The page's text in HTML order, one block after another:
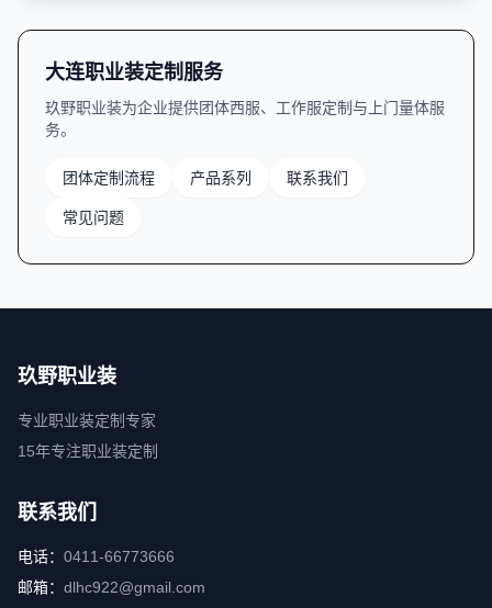
大连职业装定制服务
玖野职业装为企业提供团体西服、工作服定制与上门量体服
务。
团体定制流程 产品系列 联系我们
常见问题
玖野职业装
专业职业装定制专家
15年专注职业装定制
联系我们
电话： 0411-66773666
邮箱： dlhc922@gmail.com